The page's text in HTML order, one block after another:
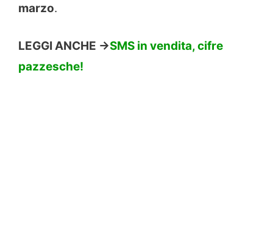
marzo.
LEGGI ANCHE ->SMS in vendita, cifre
pazzesche!